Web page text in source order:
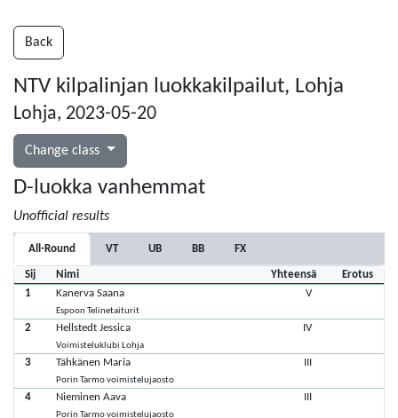
Back
NTV kilpalinjan luokkakilpailut, Lohja
Lohja, 2023-05-20
Change class
D-luokka vanhemmat
Unofficial results
All-Round VT UB BB FX
Sij Nimi Yhteensä
Erotus
1
Kanerva Saana
Espoon Telinetaiturit
V
2 Hellstedt Jessica
Voimisteluklubi Lohja
IV
3 Tähkänen Maria
Porin Tarmo voimistelujaosto
III
4 Nieminen Aava
Porin Tarmo voimistelujaosto
III